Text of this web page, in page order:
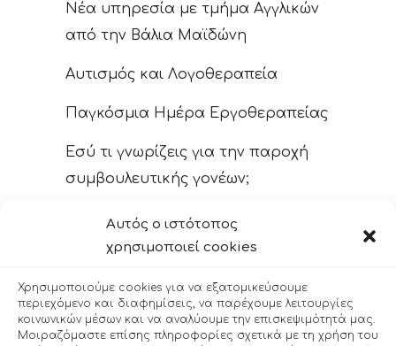
Αυτός ο ιστότοπος
χρησιμοποιεί cookies
Χρησιμοποιούμε cookies για να εξατομικεύσουμε
περιεχόμενο και διαφημίσεις, να παρέχουμε λειτουργίες
κοινωνικών μέσων και να αναλύουμε την επισκεψιμότητά μας.
Μοιραζόμαστε επίσης πληροφορίες σχετικά με τη χρήση του
Νέα υπηρεσία με τμήμα Aγγλικών
από την Βάλια Μαϊδώνη
Αυτισμός και Λογοθεραπεία
Παγκόσμια Ημέρα Εργοθεραπείας
Εσύ τι γνωρίζεις για την παροχή
συμβουλευτικής γονέων;
Λανθασμένες πρακτικές στην
λογοθεραπευτική παρέμβαση
Ένα παιδί, δύο γλώσσες: Πέντε
μύθοι για τα δίγλωσσα παιδιά